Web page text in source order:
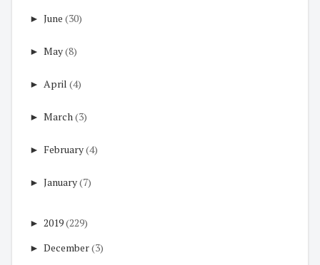
► June (30)
► May(8)
► April (4)
► March(3)
► February(4)
► January(7)
► 2019(229)
► December(3)